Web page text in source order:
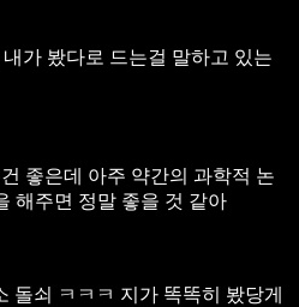
내가 봤다로 드는걸 말하고 있는
좋은데 아주 약간의 과학적 논
해주면 정말 좋을 것 같아
돌쇠 ㅋㅋㅋ 지가 똑똑히 봤당게